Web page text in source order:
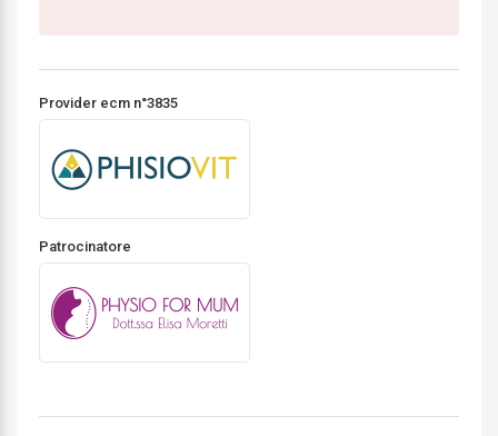
Provider ecm n°3835
Patrocinatore